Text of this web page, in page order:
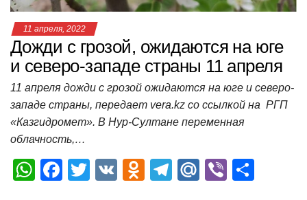
11 апреля, 2022
Дожди с грозой, ожидаются на юге
и северо-западе страны 11 апреля
11 апреля дожди с грозой ожидаются на юге и северо-
западе страны, передает vera.kz со ссылкой на РГП
«Казгидромет». В Нур-Султане переменная
облачность,…
W
F
T
V
O
T
M
Vi